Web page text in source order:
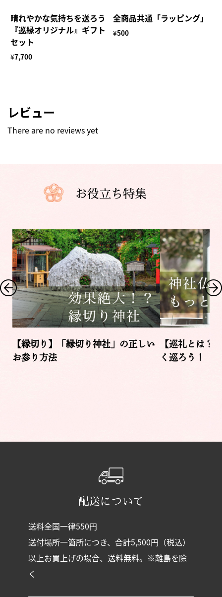
晴れやかな気持ちを送ろう
『巡縁オリジナル』ギフト
セット
¥7,700
全商品共通「ラッピング」
¥500
レビュー
There are no reviews yet
お役立ち特集
【縁切り】「縁切り神社」の正しい
お参り方法
【巡礼とは？
く巡ろう！
配送について
送料全国一律550円
送付場所一箇所につき、合計5,500円（税込）
以上お買上げの場合、送料無料。※離島を除
く